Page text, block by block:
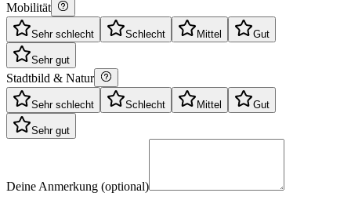
Mobilität
Sehr schlecht Schlecht Mittel Gut
Sehr gut
Stadtbild & Natur
Sehr schlecht Schlecht Mittel Gut
Sehr gut
Deine Anmerkung (optional)